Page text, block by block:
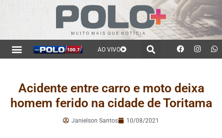
AO VIVO
Acidente entre carro e moto deixa
homem ferido na cidade de Toritama
Janielson Santos 10/08/2021